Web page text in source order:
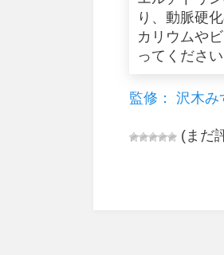
り、動脈硬
カリウムや
ってくださ
監修： 沢木み
(まだ